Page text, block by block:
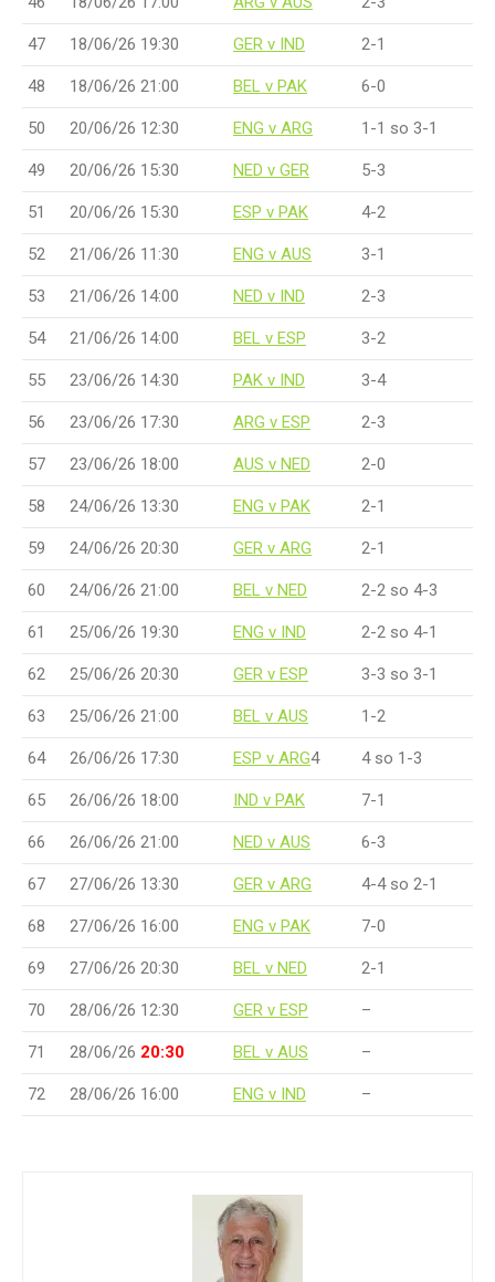
47 18/06/26 19:30 GER v IND 2-1
48 18/06/26 21:00 BEL v PAK 6-0
50 20/06/26 12:30 ENG v ARG 1-1 so 3-1
49 20/06/26 15:30 NED v GER 5-3
51 20/06/26 15:30 ESP v PAK 4-2
52 21/06/26 11:30 ENG v AUS 3-1
53 21/06/26 14:00 NED v IND 2-3
54 21/06/26 14:00 BEL v ESP 3-2
55 23/06/26 14:30 PAK v IND 3-4
56 23/06/26 17:30 ARG v ESP 2-3
57 23/06/26 18:00 AUS v NED 2-0
58 24/06/26 13:30 ENG v PAK 2-1
59 24/06/26 20:30 GER v ARG 2-1
60 24/06/26 21:00 BEL v NED 2-2 so 4-3
61 25/06/26 19:30 ENG v IND 2-2 so 4-1
62 25/06/26 20:30 GER v ESP 3-3 so 3-1
63 25/06/26 21:00 BEL v AUS 1-2
64 26/06/26 17:30 ESP v ARG4 4 so 1-3
65 26/06/26 18:00 IND v PAK 7-1
66 26/06/26 21:00 NED v AUS 6-3
67 27/06/26 13:30 GER v ARG 4-4 so 2-1
68 27/06/26 16:00 ENG v PAK 7-0
69 27/06/26 20:30 BEL v NED 2-1
70 28/06/26 12:30 GER v ESP –
71 28/06/26 20:30 BEL v AUS –
72 28/06/26 16:00 ENG v IND –